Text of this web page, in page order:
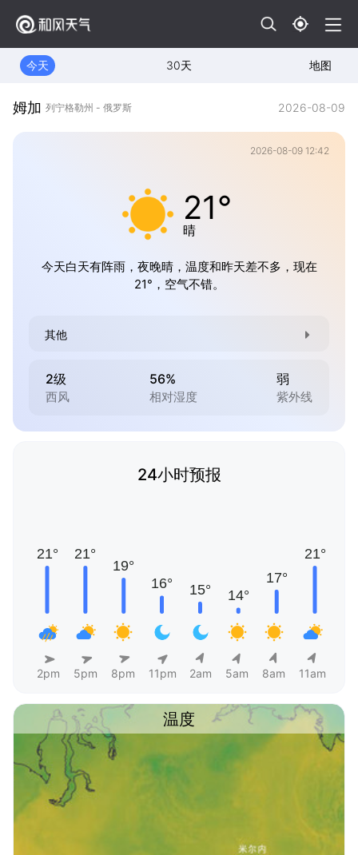
今天 30天 地图
姆加 列宁格勒州 - 俄罗斯 2026-08-09
2026-08-09 12:42
21°
晴
今天白天有阵雨，夜晚晴，温度和昨天差不多，现在
21°，空气不错。
其他
2级
西风
56%
相对湿度
弱
紫外线
24小时预报
2pm 5pm 8pm 11pm 2am 5am 8am 11am
温度